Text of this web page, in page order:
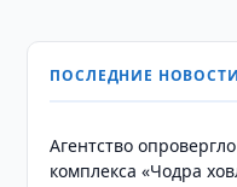
ПОСЛЕДНИЕ НОВОСТИ
Агентство
комплекса «Чодра